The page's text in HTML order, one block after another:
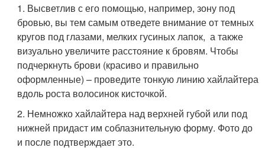
1. Высветлив с его помощью, например, зону под
бровью, вы тем самым отведете внимание от темных
кругов под глазами, мелких гусиных лапок, а также
визуально увеличите расстояние к бровям. Чтобы
подчеркнуть брови (красиво и правильно
оформленные) – проведите тонкую линию хайлайтера
вдоль роста волосинок кисточкой.
2. Немножко хайлайтера над верхней губой или под
нижней придаст им соблазнительную форму. Фото до
и после подтверждает это.